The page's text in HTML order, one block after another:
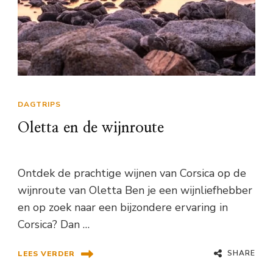
DAGTRIPS
Oletta en de wijnroute
Ontdek de prachtige wijnen van Corsica op de
wijnroute van Oletta Ben je een wijnliefhebber
en op zoek naar een bijzondere ervaring in
Corsica? Dan …
LEES VERDER SHARE